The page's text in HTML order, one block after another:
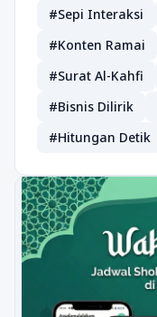
#Sepi Interaksi
#Konten Ramai
#Surat Al-Kahfi
#Bisnis Dilirik
#Hitungan Detik